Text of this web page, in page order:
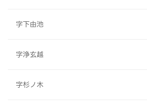
字下由池
字浄玄越
字杉ノ木